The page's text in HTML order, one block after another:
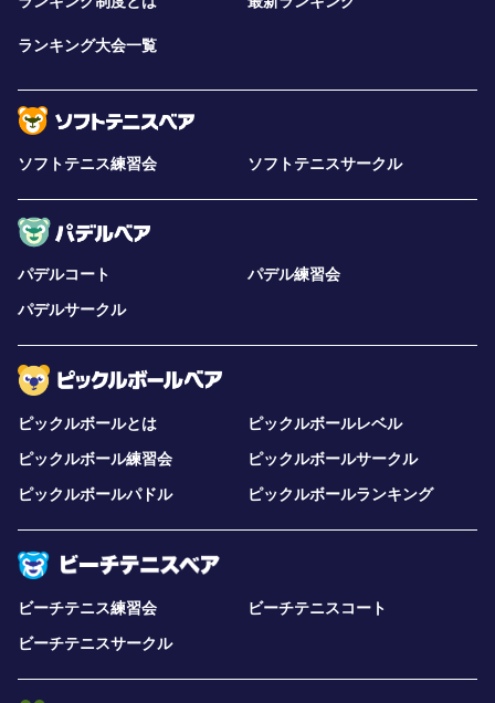
ランキング大会一覧
ソフトテニス練習会 ソフトテニスサークル
パデルコート
パデル練習会
パデルサークル
ピックルボールとは
ピックルボールレベル
ピックルボール練習会
ピックルボールサークル
ピックルボールパドル
ピックルボールランキング
ビーチテニス練習会
ビーチテニスコート
ビーチテニスサークル